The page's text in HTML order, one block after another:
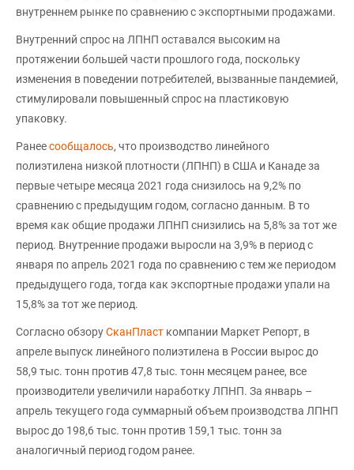
внутреннем рынке по сравнению с экспортными продажами.
Внутренний спрос на ЛПНП оставался высоким на
протяжении большей части прошлого года, поскольку
изменения в поведении потребителей, вызванные пандемией,
стимулировали повышенный спрос на пластиковую
упаковку.
Ранеесообщалось, что производство линейного
полиэтилена низкой плотности (ЛПНП) в США и Канаде за
первые четыре месяца 2021 года снизилось на 9,2% по
сравнению с предыдущим годом, согласно данным. В то
время как общие продажи ЛПНП снизились на 5,8% за тот же
период. Внутренние продажи выросли на 3,9% в период с
января по апрель 2021 года по сравнению с тем же периодом
предыдущего года, тогда как экспортные продажи упали на
15,8% за тот же период.
Согласно обзоруСканПласт компании Маркет Репорт, в
апреле выпуск линейного полиэтилена в России вырос до
58,9 тыс. тонн против 47,8 тыс. тонн месяцем ранее, все
производители увеличили наработку ЛПНП. За январь –
апрель текущего года суммарный объем производства ЛПНП
вырос до 198,6 тыс. тонн против 159,1 тыс. тонн за
аналогичный период годом ранее.